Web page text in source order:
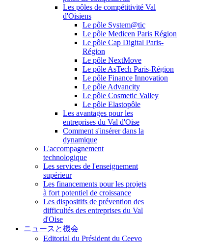
Les pôles de compétitivité Val
d'Oisiens
Le pôle System@tic
Le pôle Medicen Paris Région
Le pôle Cap Digital Paris-
Région
Le pôle NextMove
Le pôle AsTech Paris-Région
Le pôle Finance Innovation
Le pôle Advancity
Le pôle Cosmetic Valley
Le pôle Elastopôle
Les avantages pour les
entreprises du Val d'Oise
Comment s'insérer dans la
dynamique
L'accompagnement
technologique
Les services de l'enseignement
supérieur
Les financements pour les projets
à fort potentiel de croissance
Les dispositifs de prévention des
difficultés des entreprises du Val
d'Oise
ニュースと機会
Editorial du Président du Ceevo